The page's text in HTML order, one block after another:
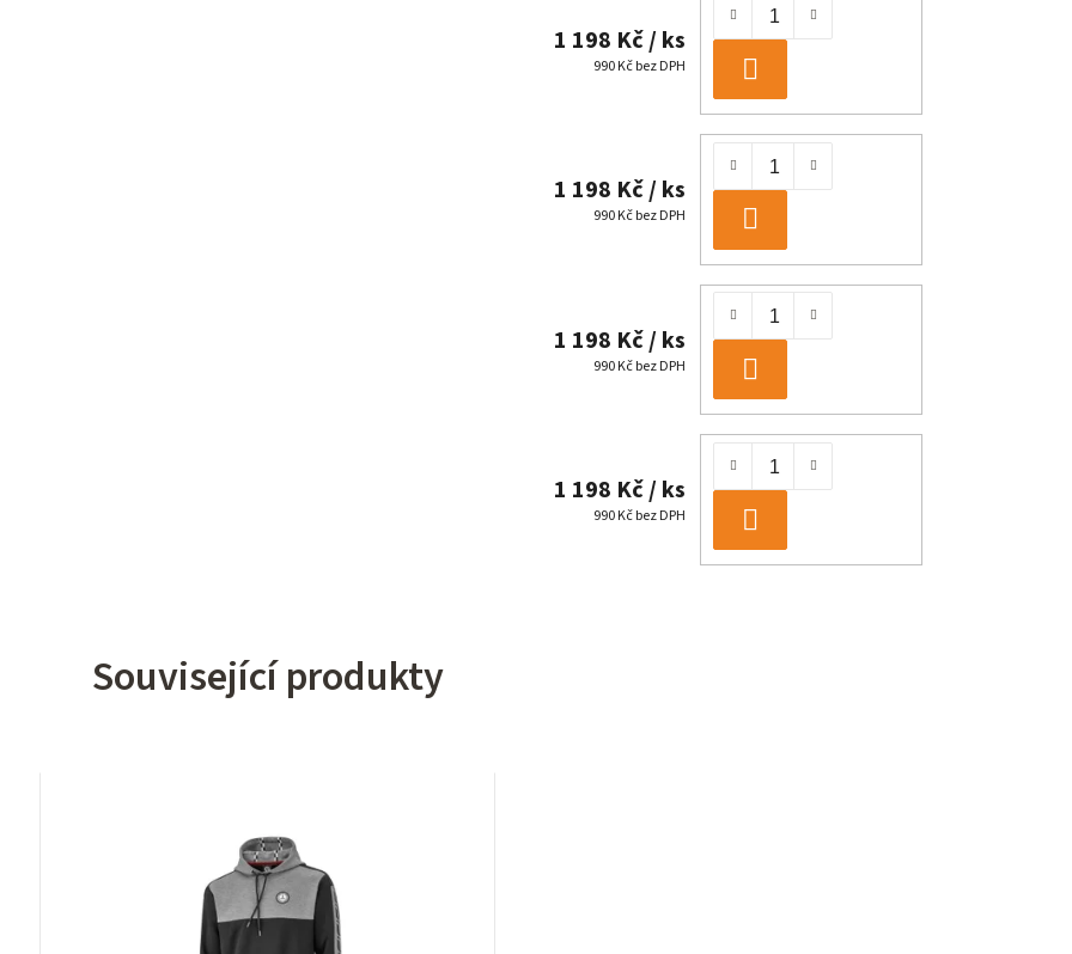
1 198 Kč/ ks
990 Kč bez DPH
DO
KOŠÍKU
1 198 Kč/ ks
990 Kč bez DPH
DO
KOŠÍKU
1 198 Kč/ ks
990 Kč bez DPH
DO
KOŠÍKU
1 198 Kč/ ks
990 Kč bez DPH
DO
KOŠÍKU
Související produkty